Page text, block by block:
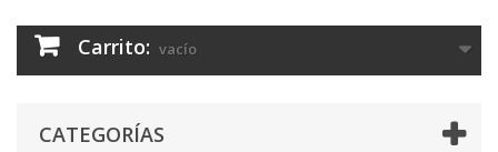
Carrito: vacío
CATEGORÍAS